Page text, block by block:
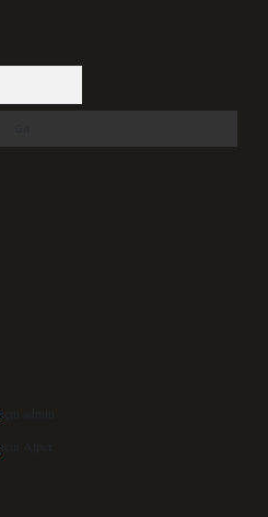
için
admin
için Alper